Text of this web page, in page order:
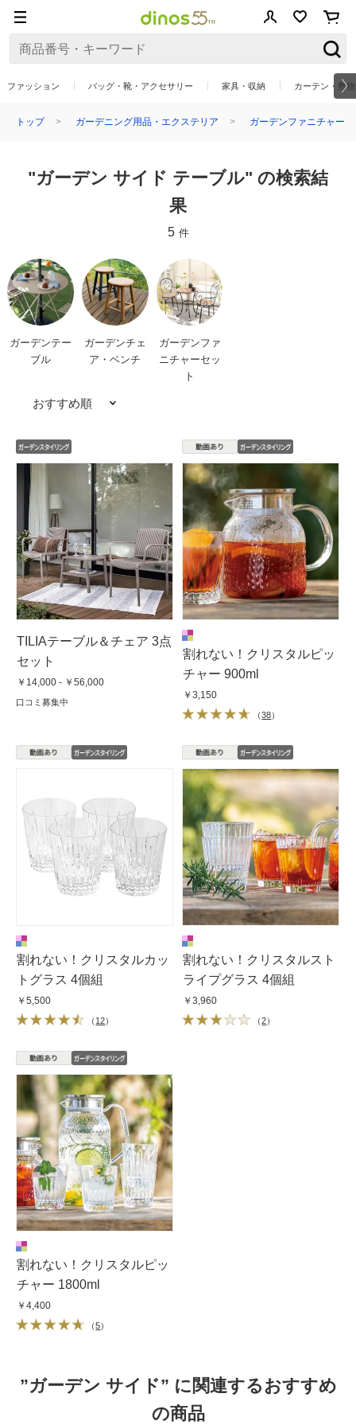
ファッション バッグ・靴・アクセサリー 家具・収納 カーテン・敷
トップ ガーデニング用品・エクステリア ガーデンファニチャー
"ガーデン サイド テーブル" の検索結
果
5 件
ガーデンテー
ブル
ガーデンチェ
ア・ベンチ
ガーデンファ
ニチャーセッ
ト
おすすめ順
TILIAテーブル＆チェア 3点
セット
￥14,000 - ￥56,000
口コミ募集中
割れない！クリスタルピッ
チャー 900ml
￥3,150
（38）
割れない！クリスタルカッ
トグラス 4個組
￥5,500
（ 12）
割れない！クリスタルスト
ライプグラス 4個組
￥3,960
（2）
割れない！クリスタルピッ
チャー 1800ml
￥4,400
（5）
”ガーデン サイド” に関連するおすすめ
の商品